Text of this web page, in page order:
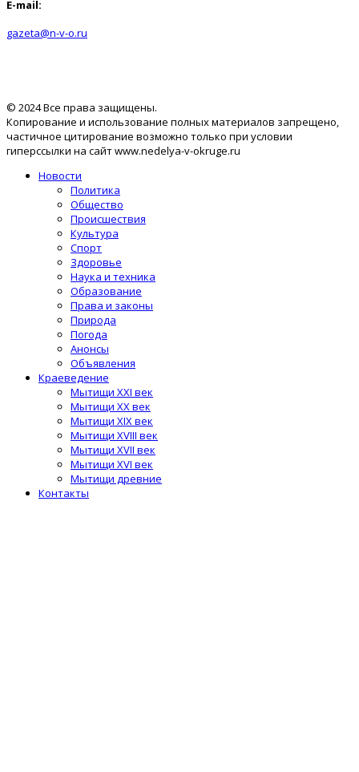
E-mail:
gazeta@n-v-o.ru
© 2024 Все права защищены.
Копирование и использование полных материалов запрещено,
частичное цитирование возможно только при условии
гиперссылки на сайт www.nedelya-v-okruge.ru
Новости
Политика
Общество
Происшествия
Культура
Спорт
Здоровье
Наука и техника
Образование
Права и законы
Природа
Погода
Анонсы
Объявления
Краеведение
Мытищи XXI век
Мытищи XX век
Мытищи XIX век
Мытищи XVIII век
Мытищи XVII век
Мытищи XVI век
Мытищи древние
Контакты